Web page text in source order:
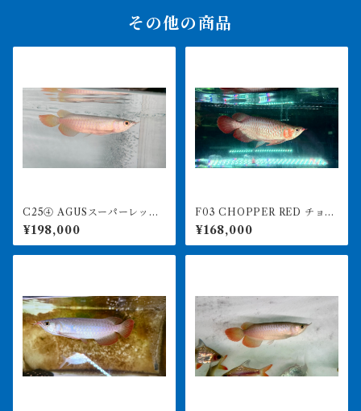
その他の商品
C25④ AGUSスーパーレッド
F4 17㎝前後 PT.ARWANA
LESTARI アジアアロワナ 紅
龍 260-005134
¥198,000
F03 CHOPPER RED チョッ
パーレッド 25㎝前後 BILLY
-KENオリジナル アジアアロ
ワナ 紅龍ショート 250-00
¥168,000